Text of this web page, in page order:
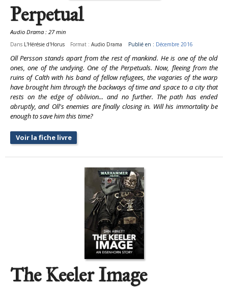
Perpetual
Audio Drama : 27 min
Dans L'Hérésie d'Horus Format :Audio Drama Publié en : Décembre 2016
Oll Persson stands apart from the rest of mankind. He is one of the old
ones, one of the undying. One of the Perpetuals. Now, fleeing from the
ruins of Calth with his band of fellow refugees, the vagaries of the warp
have brought him through the backways of time and space to a city that
rests on the edge of oblivion... and no further. The path has ended
abruptly, and Oll's enemies are finally closing in. Will his immortality be
enough to save him this time?
Voir la fiche livre
The Keeler Image